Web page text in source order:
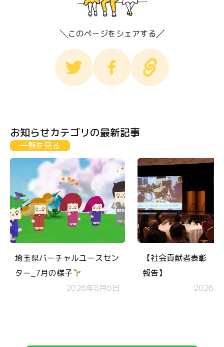
このページをシェアする
お知らせカテゴリの最新記事
一覧を見る
埼玉県バーチャルユースセン
ター_7月の様子
2026年8月6日
【社会貢献者表彰
報告】
2026年